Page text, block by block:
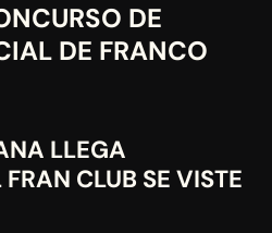
DE
DE FRANCO
LLEGA
CLUB SE VISTE